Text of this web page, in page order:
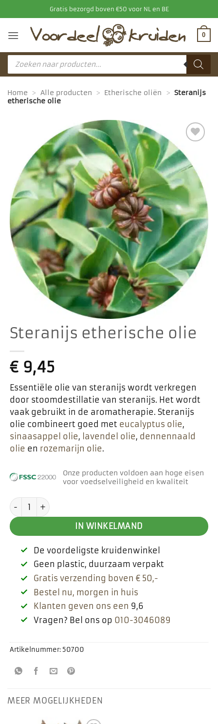
naar
inhoud
Gratis bezorgd boven €50 voor NL en BE
0
Producten
zoeken
Home > Alle producten > Etherische oliën > Steranijs
etherische olie
Toevoegen
aan
favorieten
Steranijs etherische olie
€9,45
Essentiële olie van steranijs wordt verkregen
door stoomdestillatie van steranijs. Het wordt
vaak gebruikt in de aromatherapie. Steranijs
olie combineert goed met eucalyptus olie,
sinaasappel olie, lavendel olie, dennennaald
olie en rozemarijn olie.
Onze producten voldoen aan hoge eisen
voor voedselveiligheid en kwaliteit
Steranijs etherische olie aantal
IN WINKELMAND
De voordeligste kruidenwinkel
Geen plastic, duurzaam verpakt
Gratis verzending boven € 50,-
Bestel nu, morgen in huis
Klanten geven ons een 9,6
Vragen? Bel ons op 010-3046089
Artikelnummer:50700
MEER MOGELIJKHEDEN